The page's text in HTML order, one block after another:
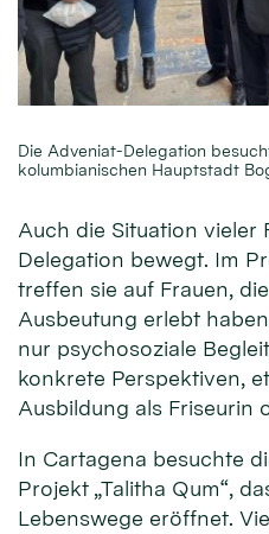
Die Adveniat-Delegation
kolumbianischen Hauptstadt
Auch die Situation vieler
Delegation bewegt. Im
treffen sie auf Frauen,
Ausbeutung erlebt
nur psychosoziale
konkrete Perspektiven,
Ausbildung als Friseurin
In Cartagena besuchte
Projekt „Talitha Qum“,
Lebenswege eröffnet.